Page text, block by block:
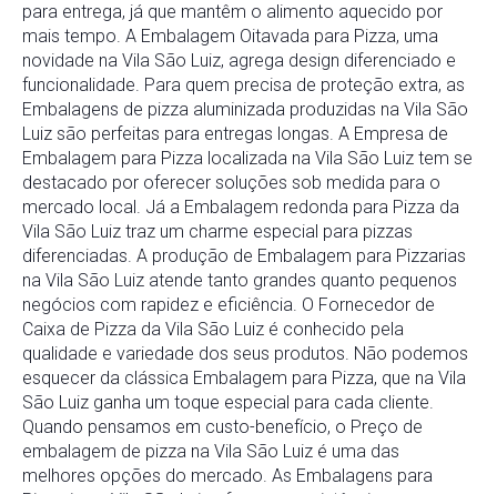
para entrega, já que mantêm o alimento aquecido por
mais tempo. A Embalagem Oitavada para Pizza, uma
novidade na Vila São Luiz, agrega design diferenciado e
funcionalidade. Para quem precisa de proteção extra, as
Embalagens de pizza aluminizada produzidas na Vila São
Luiz são perfeitas para entregas longas. A Empresa de
Embalagem para Pizza localizada na Vila São Luiz tem se
destacado por oferecer soluções sob medida para o
mercado local. Já a Embalagem redonda para Pizza da
Vila São Luiz traz um charme especial para pizzas
diferenciadas. A produção de Embalagem para Pizzarias
na Vila São Luiz atende tanto grandes quanto pequenos
negócios com rapidez e eficiência. O Fornecedor de
Caixa de Pizza da Vila São Luiz é conhecido pela
qualidade e variedade dos seus produtos. Não podemos
esquecer da clássica Embalagem para Pizza, que na Vila
São Luiz ganha um toque especial para cada cliente.
Quando pensamos em custo-benefício, o Preço de
embalagem de pizza na Vila São Luiz é uma das
melhores opções do mercado. As Embalagens para